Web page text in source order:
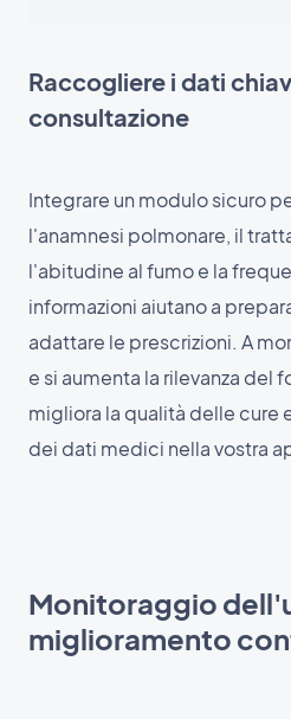
Raccogliere i dati
consultazione
Integrare un modulo sicuro
l'anamnesi polmonare, il
l'abitudine al fumo e la
informazioni aiutano a
adattare le prescrizioni. A
e si aumenta la rilevanza del
migliora la qualità delle cure
dei dati medici nella vostra
Monitoraggio
miglioramento